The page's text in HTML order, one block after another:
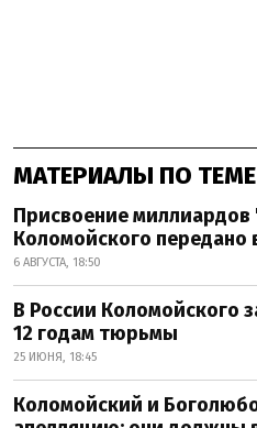
МАТЕРИАЛЫ ПО ТЕМЕ
Присвоение
Коломойского передано
6 АВГУСТА, 18:50
В России Коломойского
12 годам тюрьмы
25 ИЮНЯ, 18:45
Коломойский и